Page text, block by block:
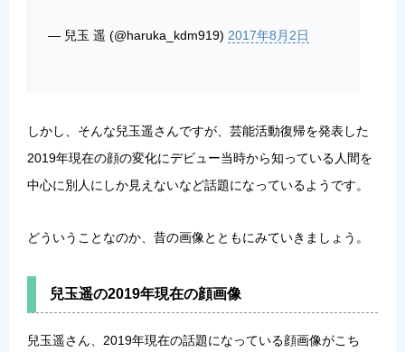
— 兒玉 遥 (@haruka_kdm919) 2017年8月2日
しかし、そんな兒玉遥さんですが、芸能活動復帰を発表した
2019年現在の顔の変化にデビュー当時から知っている人間を
中心に別人にしか見えないなど話題になっているようです。
どういうことなのか、昔の画像とともにみていきましょう。
兒玉遥の2019年現在の顔画像
兒玉遥さん、2019年現在の話題になっている顔画像がこち